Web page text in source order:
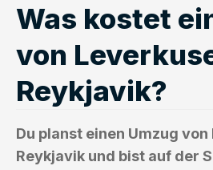
Was kostet
von
Reykjavik?
Du planst einen Umzug
Reykjavik und bist auf der